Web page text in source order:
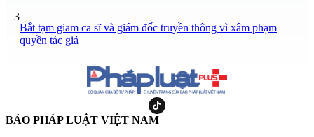
3
Bắt tạm giam ca sĩ và giám đốc truyền thông vì xâm phạm
quyền tác giả
BÁO PHÁP LUẬT VIỆT NAM